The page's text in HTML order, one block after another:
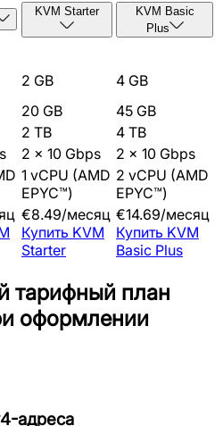
KVM Starter
KVM Basic
Plus
2 GB
4 GB
20 GB
45 GB
2 TB
4 TB
2 x 10 Gbps
2 x 10 Gbps
1 vCPU (AMD
EPYC™)
2 vCPU (AMD
EPYC™)
€8.49/месяц
Купить KVM
Starter
€14.69/месяц
Купить KVM
Basic Plus
тарифный план
оформлении
адреса